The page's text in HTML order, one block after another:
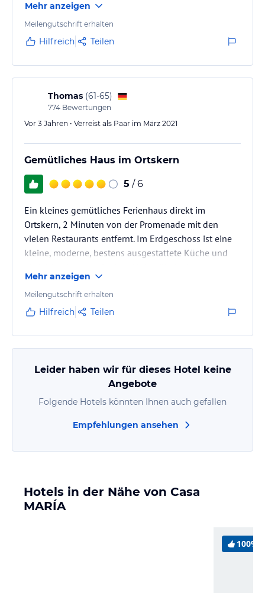
Das Haus war sehr sauber und die Betten waren sehr
bequem. Wir haben uns sehr wohl gefühlt und
würden wieder hier übernachten
Mehr anzeigen
Meilengutschrift erhalten
Hilfreich Teilen
Thomas (61-65)
774 Bewertungen
Vor 3 Jahren • Verreist als Paar im März 2021
Gemütliches Haus im Ortskern
5 / 6
Ein kleines gemütliches Ferienhaus direkt im
Ortskern, 2 Minuten von der Promenade mit den
vielen Restaurants entfernt. Im Erdgeschoss ist eine
kleine, moderne, bestens ausgestattete Küche und
Stock dann die Schlaf- und Badezimmer, alle eher
klein aber ausreichend. Es gibt 2 Veranden, eine auf
dem Dach mit etwas Aussicht.
Mehr anzeigen
Meilengutschrift erhalten
Hilfreich Teilen
Leider haben wir für dieses Hotel keine
Angebote
Folgende Hotels könnten Ihnen auch gefallen
Empfehlungen ansehen
Hotels in der Nähe von Casa
MARÍA
100%